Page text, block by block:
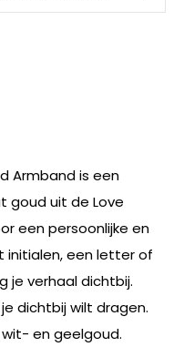
Armband is een
goud uit de Love
een persoonlijke en
initialen, een letter of
je verhaal dichtbij.
dichtbij wilt dragen.
wit- en geelgoud.